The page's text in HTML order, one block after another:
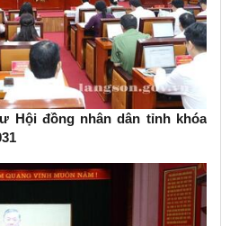
Hội đồng nhân dân tỉnh khóa